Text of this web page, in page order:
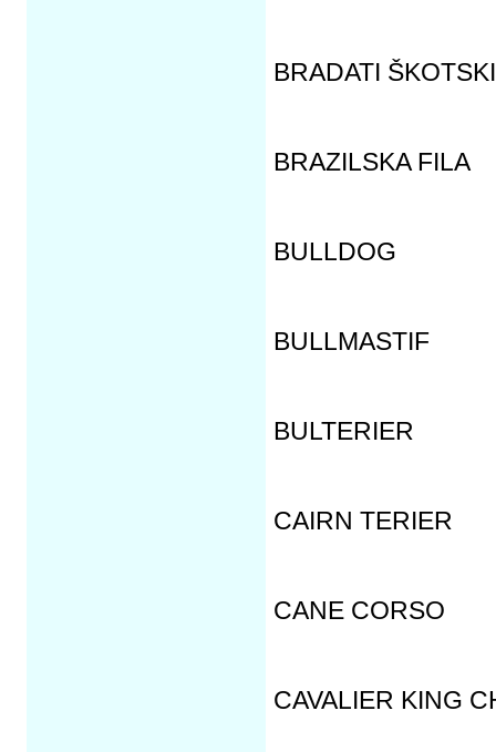
BRADATI
BRAZILSKA FILA
BULLDOG
BULLMASTIF
BULTERIER
CAIRN TERIER
CANE CORSO
CAVALIER KING